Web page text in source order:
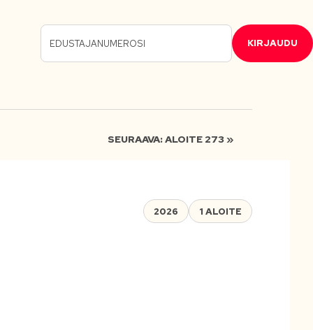
KIRJAUDU
SEURAAVA: ALOITE 273 »
2026 1 ALOITE